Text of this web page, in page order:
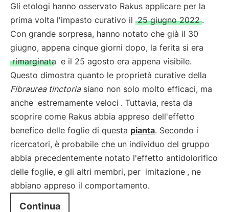
Gli etologi hanno osservato Rakus applicare per la
prima volta l'impasto curativo il 25 giugno 2022 .
Con grande sorpresa, hanno notato che già il 30
giugno, appena cinque giorni dopo, la ferita si era
rimarginata e il 25 agosto era appena visibile.
Questo dimostra quanto le proprietà curative della
Fibraurea tinctoriasiano non solo molto efficaci, ma
anche estremamente veloci . Tuttavia, resta da
scoprire come Rakus abbia appreso dell'effetto
benefico delle foglie di questa pianta. Secondo i
ricercatori, è probabile che un individuo del gruppo
abbia precedentemente notato l'effetto antidolorifico
delle foglie, e gli altri membri, per imitazione , ne
abbiano appreso il comportamento.
Continua